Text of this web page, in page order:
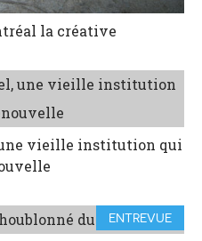
la créative
une vieille institution qui
ENTREVUE